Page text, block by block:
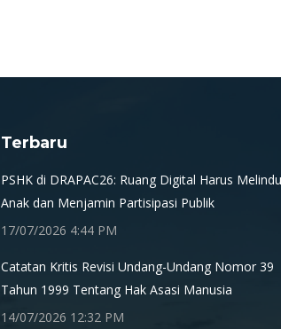
Terbaru
PSHK di DRAPAC26: Ruang Digital Harus
Anak dan Menjamin Partisipasi Publik
17/07/2026 4:44 PM
Catatan Kritis Revisi Undang-Undang Nomor 39
Tahun 1999 Tentang Hak Asasi Manusia
14/07/2026 12:32 PM